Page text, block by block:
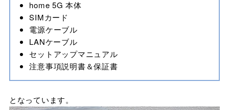
home 5G 本体
SIMカード
電源ケーブル
LANケーブル
セットアップマニュアル
注意事項説明書＆保証書
となっています。